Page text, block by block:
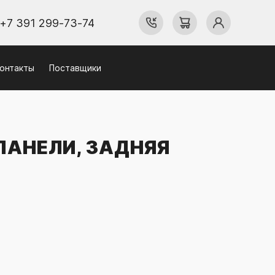
+7 391 299-73-74
Поставщики
ЗАДНЯЯ